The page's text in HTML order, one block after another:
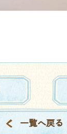
一覧へ戻る